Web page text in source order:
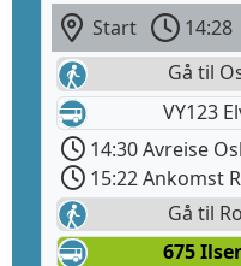
Start 14:28
Gå til
VY123
14:30 Avreise
15:22 Ankomst
Gå til
675